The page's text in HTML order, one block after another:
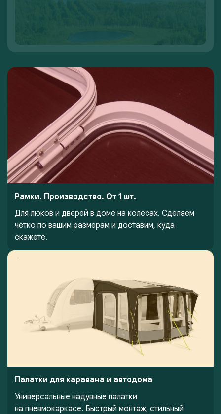
Рамки. Производство. От 1 шт.
Для люков и дверей в доме на колесах. Сделаем
чётко по вашим размерам и доставим, куда
скажете.
Палатки для каравана и автодома
Универсальные надувные палатки
на пневмокаркасе. Быстрый монтаж, стильный